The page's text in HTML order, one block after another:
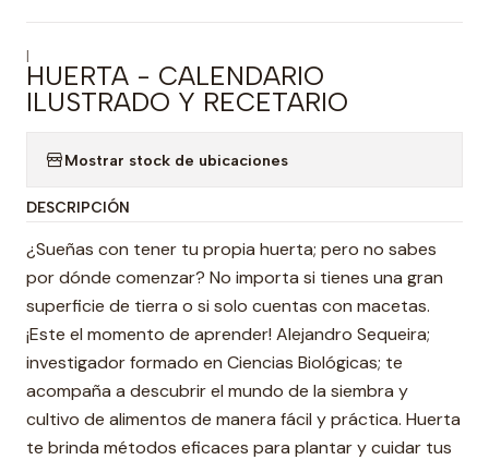
|
HUERTA - CALENDARIO
ILUSTRADO Y RECETARIO
Mostrar stock de ubicaciones
DESCRIPCIÓN
¿Sueñas con tener tu propia huerta; pero no sabes
por dónde comenzar? No importa si tienes una gran
superficie de tierra o si solo cuentas con macetas.
¡Este el momento de aprender! Alejandro Sequeira;
investigador formado en Ciencias Biológicas; te
acompaña a descubrir el mundo de la siembra y
cultivo de alimentos de manera fácil y práctica. Huerta
te brinda métodos eficaces para plantar y cuidar tus